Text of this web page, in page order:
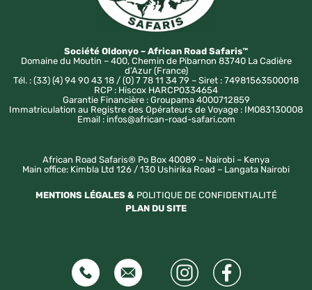
Société Oldonyo – African Road Safaris™
Domaine du Moutin – 400, Chemin de Pibarnon 83740 La Cadière
d’Azur (France)
Tél. : (33) (4) 94 90 43 18 / (0) 7 78 11 34 79 – Siret : 74981563500018
RCP : Hiscox HARCP0334654
Garantie Financière : Groupama 4000712859
Immatriculation au Registre des Opérateurs de Voyage : IM083130008
Email : infos@african-road-safari.com
African Road Safaris® Po Box 40089 – Nairobi – Kenya
Main office: Kimbla Ltd 126 / 130 Ushirika Road – Langata Nairobi
MENTIONS LÉGALES & POLITIQUE DE CONFIDENTIALITÉ
PLAN DU SITE